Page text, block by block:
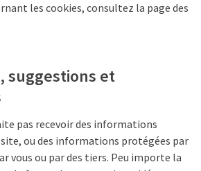
les cookies, consultez la page des
suggestions et
pas recevoir des informations
ou des informations protégées par
vous ou par des tiers. Peu importe la